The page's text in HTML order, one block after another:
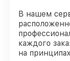
В нашем
каждого
на